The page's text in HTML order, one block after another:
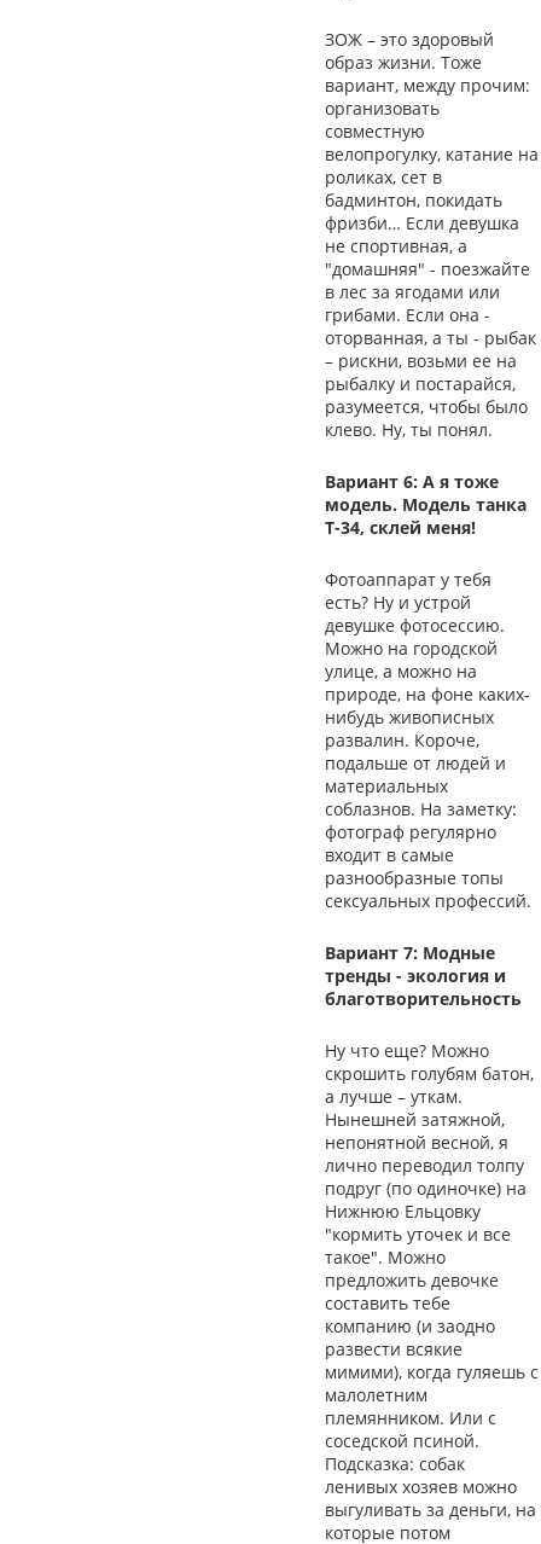
ЗОЖ – это здоровый
образ жизни. Тоже
вариант, между прочим:
организовать
совместную
велопрогулку, катание на
роликах, сет в
бадминтон, покидать
фризби… Если девушка
не спортивная, а
"домашняя" - поезжайте
в лес за ягодами или
грибами. Если она -
оторванная, а ты - рыбак
– рискни, возьми ее на
рыбалку и постарайся,
разумеется, чтобы было
клево. Ну, ты понял.
Вариант 6: А я тоже
модель. Модель танка
Т-34, склей меня!
Фотоаппарат у тебя
есть? Ну и устрой
девушке фотосессию.
Можно на городской
улице, а можно на
природе, на фоне каких-
нибудь живописных
развалин. Короче,
подальше от людей и
материальных
соблазнов. На заметку:
фотограф регулярно
входит в самые
разнообразные топы
сексуальных профессий.
Вариант 7: Модные
тренды - экология и
благотворительность
Ну что еще? Можно
скрошить голубям батон,
а лучше – уткам.
Нынешней затяжной,
непонятной весной, я
лично переводил толпу
подруг (по одиночке) на
Нижнюю Ельцовку
"кормить уточек и все
такое". Можно
предложить девочке
составить тебе
компанию (и заодно
развести всякие
мимими), когда гуляешь с
малолетним
племянником. Или с
соседской псиной.
Подсказка: собак
ленивых хозяев можно
выгуливать за деньги, на
которые потом